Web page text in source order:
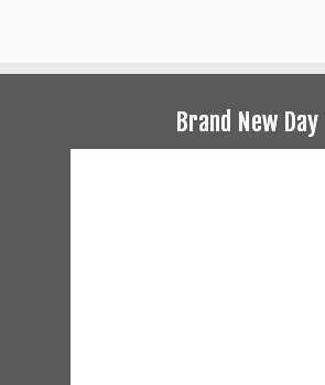
Brand New Day